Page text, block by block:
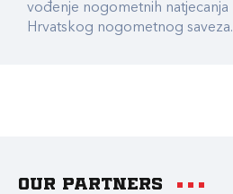
vođenje nogometnih natjecanja
Hrvatskog nogometnog saveza.
Our partners